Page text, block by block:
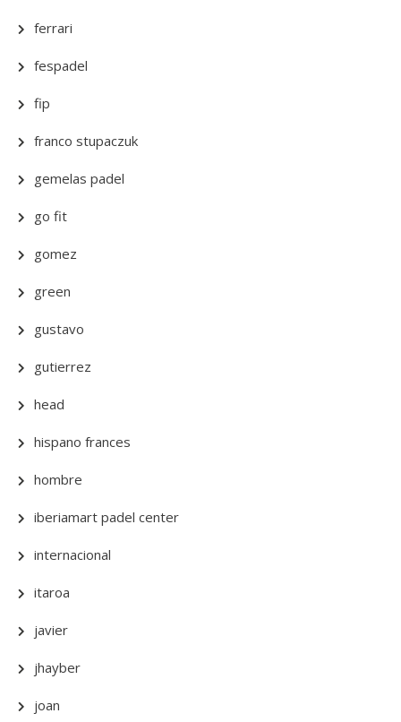
ferrari
fespadel
fip
franco stupaczuk
gemelas padel
go fit
gomez
green
gustavo
gutierrez
head
hispano frances
hombre
iberiamart padel center
internacional
itaroa
javier
jhayber
joan